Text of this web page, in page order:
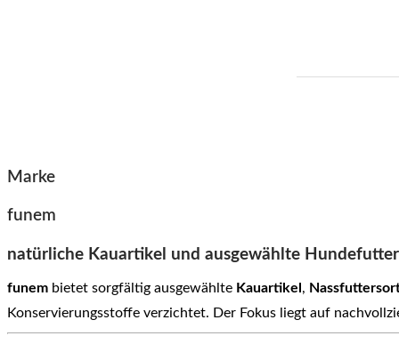
Marke
funem
natürliche Kauartikel und ausgewählte
funem bietet sorgfältig ausgewählte Kauartikel ,
Konservierungsstoffe verzichtet. Der Fokus liegt auf